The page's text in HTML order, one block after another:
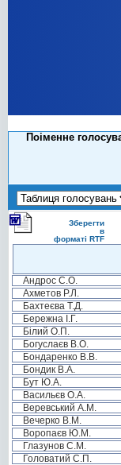
Поіменне
Зберегти
в
форматі RTF
Андрос С.О.
Ахметов Р.Л.
Бахтеєва Т.Д.
Бережна І.Г.
Білий О.П.
Богуслаєв В.О.
Бондаренко В.В.
Бондик В.А.
Бут Ю.А.
Васильєв О.А.
Веревський А.М.
Вечерко В.М.
Воропаєв Ю.М.
Глазунов С.М.
Головатий С.П.